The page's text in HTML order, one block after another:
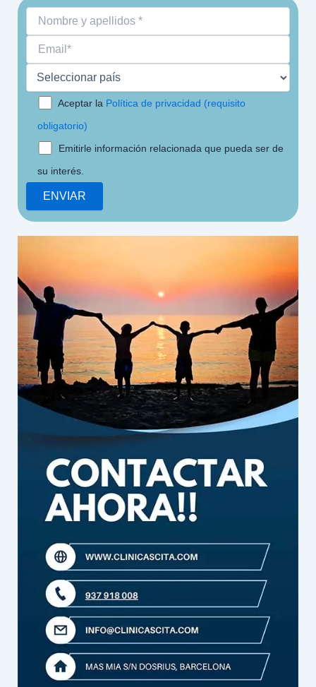
Aceptar la Política de privacidad (requisito
obligatorio)
Emitirle información relacionada que pueda ser de
su interés.